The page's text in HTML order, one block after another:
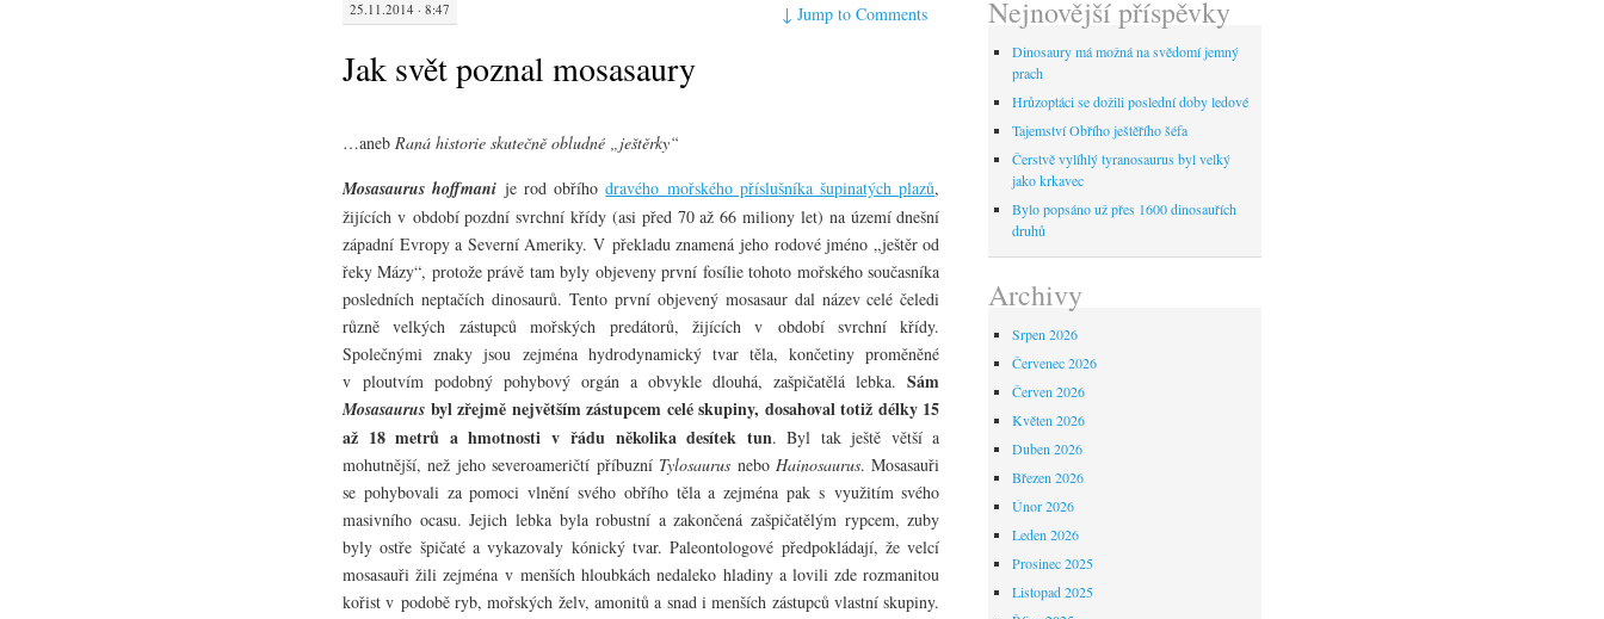
25.11.2014 · 8:47 ↓Jump to Comments
Jak svět poznal mosasaury
…aneb Raná historie skutečně obludné „ještěrky“
Mosasaurus hoffmani je rod obříhodravého mořského příslušníka šupinatých plazů,
žijících v období pozdní svrchní křídy (asi před 70 až 66 miliony let) na území dnešní
západní Evropy a Severní Ameriky. V překladu znamená jeho rodové jméno „ještěr od
řeky Mázy“, protože právě tam byly objeveny první fosílie tohoto mořského současníka
posledních neptačích dinosaurů. Tento první objevený mosasaur dal název celé čeledi
různě velkých zástupců mořských predátorů, žijících v období svrchní křídy.
Společnými znaky jsou zejména hydrodynamický tvar těla, končetiny proměněné
v ploutvím podobný pohybový orgán a obvykle dlouhá, zašpičatělá lebka.Sám
Mosasaurus byl zřejmě největším zástupcem celé skupiny, dosahoval totiž délky 15
až 18 metrů a hmotnosti v řádu několika desítek tun. Byl tak ještě větší a
mohutnější, než jeho severoameričtí příbuzní Tylosaurus nebo Hainosaurus. Mosasauři
se pohybovali za pomoci vlnění svého obřího těla a zejména pak s využitím svého
masivního ocasu. Jejich lebka byla robustní a zakončená zašpičatělým rypcem, zuby
byly ostře špičaté a vykazovaly kónický tvar. Paleontologové předpokládají, že velcí
mosasauři žili zejména v menších hloubkách nedaleko hladiny a lovili zde rozmanitou
kořist v podobě ryb, mořských želv, amonitů a snad i menších zástupců vlastní skupiny.
Nejnovější příspěvky
Dinosaury má možná na svědomí jemný
prach
Hrůzoptáci se dožili poslední doby ledové
Tajemství Obřího ještěřího šéfa
Čerstvě vylíhlý tyranosaurus byl velký
jako krkavec
Bylo popsáno už přes 1600 dinosauřích
druhů
Archivy
Srpen 2026
Červenec 2026
Červen 2026
Květen 2026
Duben 2026
Březen 2026
Únor 2026
Leden 2026
Prosinec 2025
Listopad 2025